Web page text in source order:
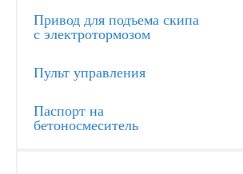
Привод для подъема скипа
с электротормозом
Пульт управления
Паспорт на
бетоносмеситель